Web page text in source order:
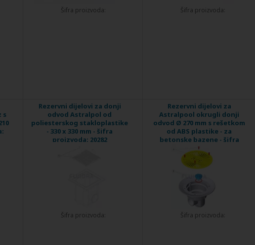
Šifra proizvoda: Šifra proizvoda:
s
Rezervni dijelovi za donji
odvod Astralpol od
poliesterskog stakloplastike
- 330 x 330 mm - šifra
proizvoda: 20282
Šifra proizvoda:
Rezervni dijelovi za
Astralpool okrugli donji
odvod Ø 270 mm s rešetkom
od ABS plastike - za
betonske bazene - šifra
proizvoda: 01466
Šifra proizvoda: